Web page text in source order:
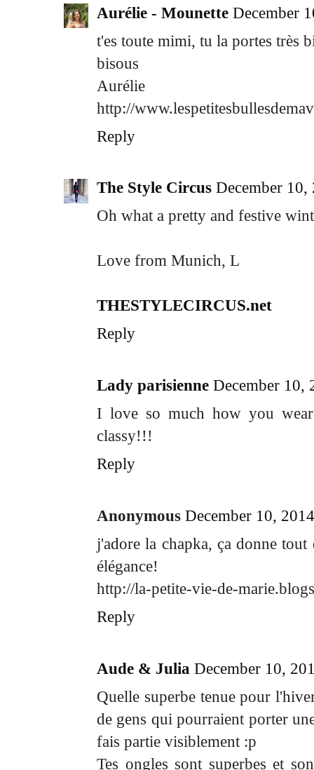
Aurélie - Mounette December
t'es toute mimi, tu la portes très
bisous
Aurélie
http://
Reply
The Style Circus December
Oh what a pretty and festive
Love from Munich, L
THESTYLECIRCUS.net
Reply
Lady parisienne December 10,
I love so much how you
classy!!!
Reply
Anonymous December 10,
j'adore la chapka, ça donne
élégance!
http://la-petite-vie-de-
Reply
Aude & Julia December 10,
Quelle superbe tenue pour
de gens qui pourraient porter
fais partie visiblement :p
Tes ongles sont superbes et